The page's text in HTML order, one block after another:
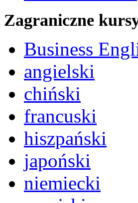
Zagraniczne
Business
angielski
chiński
francuski
hiszpański
japoński
niemiecki